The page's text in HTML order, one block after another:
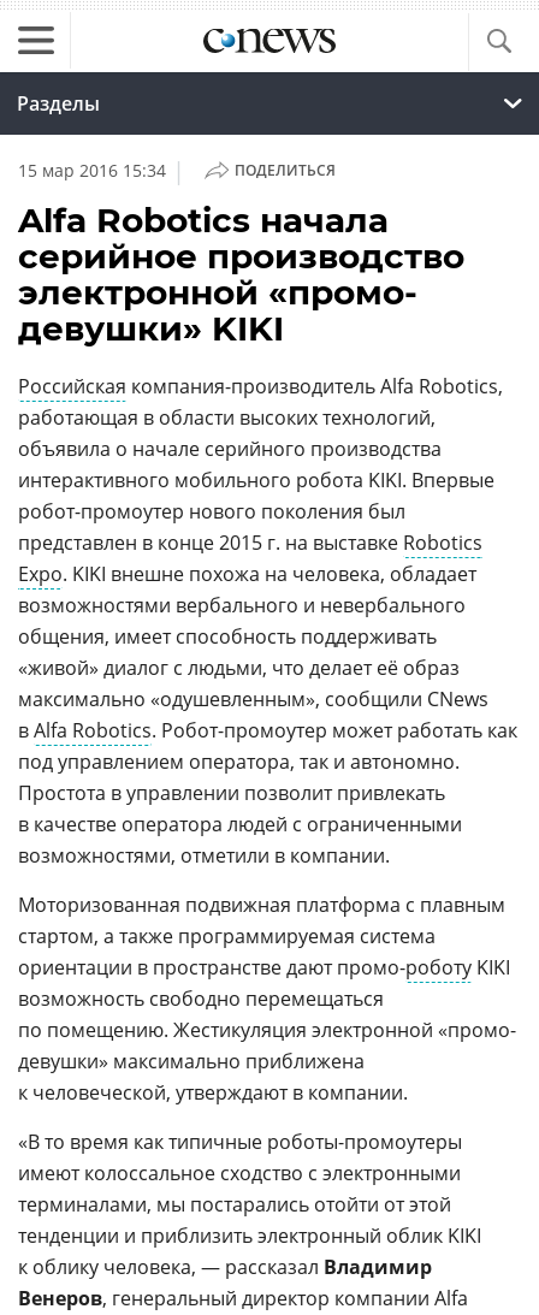
Разделы
15 мар 2016 15:34 | ПОДЕЛИТЬСЯ
Alfa Robotics начала
серийное производство
электронной «промо-
девушки» KIKI
Российская компания-производитель Alfa Robotics,
работающая в области высоких технологий,
объявила о начале серийного производства
интерактивного мобильного робота KIKI. Впервые
робот-промоутер нового поколения был
представлен в конце 2015 г. на выставке Robotics
Expo. KIKI внешне похожа на человека, обладает
возможностями вербального и невербального
общения, имеет способность поддерживать
«живой» диалог с людьми, что делает её образ
максимально «одушевленным», сообщили CNews
вAlfa Robotics. Робот-промоутер может работать как
под управлением оператора, так и автономно.
Простота в управлении позволит привлекать
в качестве оператора людей с ограниченными
возможностями, отметили в компании.
Моторизованная подвижная платформа с плавным
стартом, а также программируемая система
ориентации в пространстве дают промо-роботу KIKI
возможность свободно перемещаться
по помещению. Жестикуляция электронной «промо-
девушки» максимально приближена
к человеческой, утверждают в компании.
«В то время как типичные роботы-промоутеры
имеют колоссальное сходство с электронными
терминалами, мы постарались отойти от этой
тенденции и приблизить электронный облик KIKI
к облику человека, — рассказал Владимир
Венеров, генеральный директор компании Alfa